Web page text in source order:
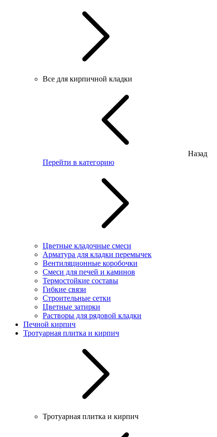
Все для кирпичной кладки
Назад
Перейти в категорию
Цветные кладочные смеси
Арматура для кладки перемычек
Вентиляционные коробочки
Смеси для печей и каминов
Термостойкие составы
Гибкие связи
Строительные сетки
Цветные затирки
Растворы для рядовой кладки
Печной кирпич
Тротуарная плитка и кирпич
Тротуарная плитка и кирпич